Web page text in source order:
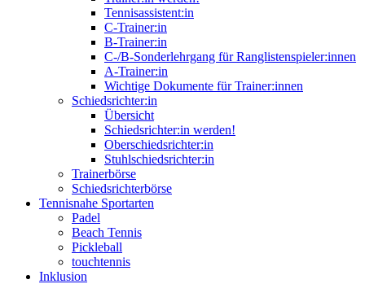
Tennisassistent:in
C-Trainer:in
B-Trainer:in
C-/B-Sonderlehrgang für Ranglistenspieler:innen
A-Trainer:in
Wichtige Dokumente für Trainer:innen
Schiedsrichter:in
Übersicht
Schiedsrichter:in werden!
Oberschiedsrichter:in
Stuhlschiedsrichter:in
Trainerbörse
Schiedsrichterbörse
Tennisnahe Sportarten
Padel
Beach Tennis
Pickleball
touchtennis
Inklusion